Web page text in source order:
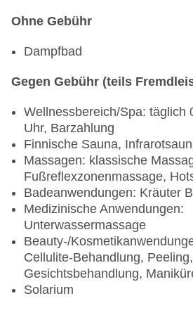
Ohne Gebühr
Dampfbad
Gegen Gebühr (teils
Wellnessbereich/Spa: täglich
Uhr, Barzahlung
Finnische Sauna,
Massagen: klassische
Fußreflexzonenmassage,
Badeanwendungen: Kräuter
Medizinische Anwendungen:
Unterwassermassage
Beauty-/
Cellulite-Behandlung, Peeling,
Gesichtsbehandlung,
Solarium